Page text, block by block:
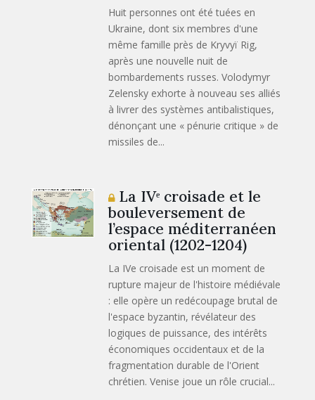
Huit personnes ont été tuées en
Ukraine, dont six membres d'une
même famille près de Kryvyï Rig,
après une nouvelle nuit de
bombardements russes. Volodymyr
Zelensky exhorte à nouveau ses alliés
à livrer des systèmes antibalistiques,
dénonçant une « pénurie critique » de
missiles de...
La IVᵉ croisade et le
bouleversement de
l’espace méditerranéen
oriental (1202-1204)
La IVe croisade est un moment de
rupture majeur de l'histoire médiévale
: elle opère un redécoupage brutal de
l'espace byzantin, révélateur des
logiques de puissance, des intérêts
économiques occidentaux et de la
fragmentation durable de l'Orient
chrétien. Venise joue un rôle crucial...